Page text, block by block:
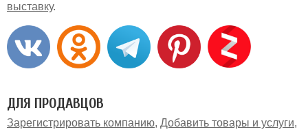
выставку
ДЛЯ ПРОДАВЦОВ
Зарегистрировать компанию Добавить товары и услуги